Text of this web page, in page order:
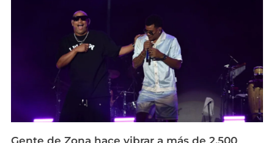
Gente de Zona hace vibrar a más de 2.500